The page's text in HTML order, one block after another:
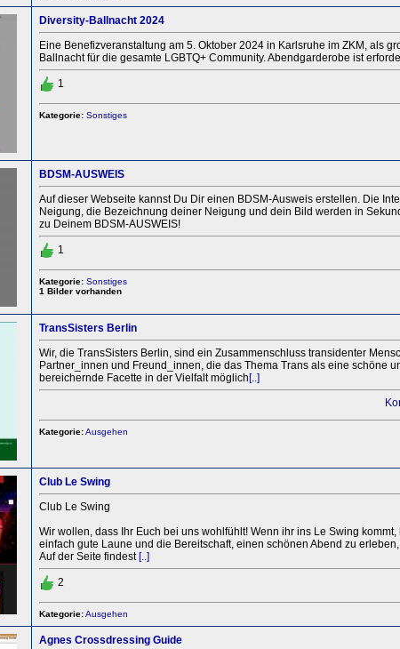
Diversity-Ballnacht 2024
Eine Benefizveranstaltung am 5. Oktober 2024 in Karlsruhe im ZKM, als
Ballnacht für die gesamte LGBTQ+ Community. Abendgarderobe ist
1
Kategorie: Sonstiges
BDSM-AUSWEIS
Auf dieser Webseite kannst Du Dir einen BDSM-Ausweis erstellen. Die
Neigung, die Bezeichnung deiner Neigung und dein Bild werden in
zu Deinem BDSM-AUSWEIS!
1
Kategorie: Sonstiges
1 Bilder vorhanden
TransSisters Berlin
Wir, die TransSisters Berlin, sind ein Zusammenschluss transidenter
Partner_innen und Freund_innen, die das Thema Trans als eine schöne
bereichernde Facette in der Vielfalt möglich [..]
Kategorie: Ausgehen
Club Le Swing
Club Le Swing
Wir wollen, dass Ihr Euch bei uns wohlfühlt! Wenn ihr ins Le Swing kommt,
einfach gute Laune und die Bereitschaft, einen schönen Abend zu erleben,
Auf der Seite findest [..]
2
Kategorie: Ausgehen
Agnes Crossdressing Guide